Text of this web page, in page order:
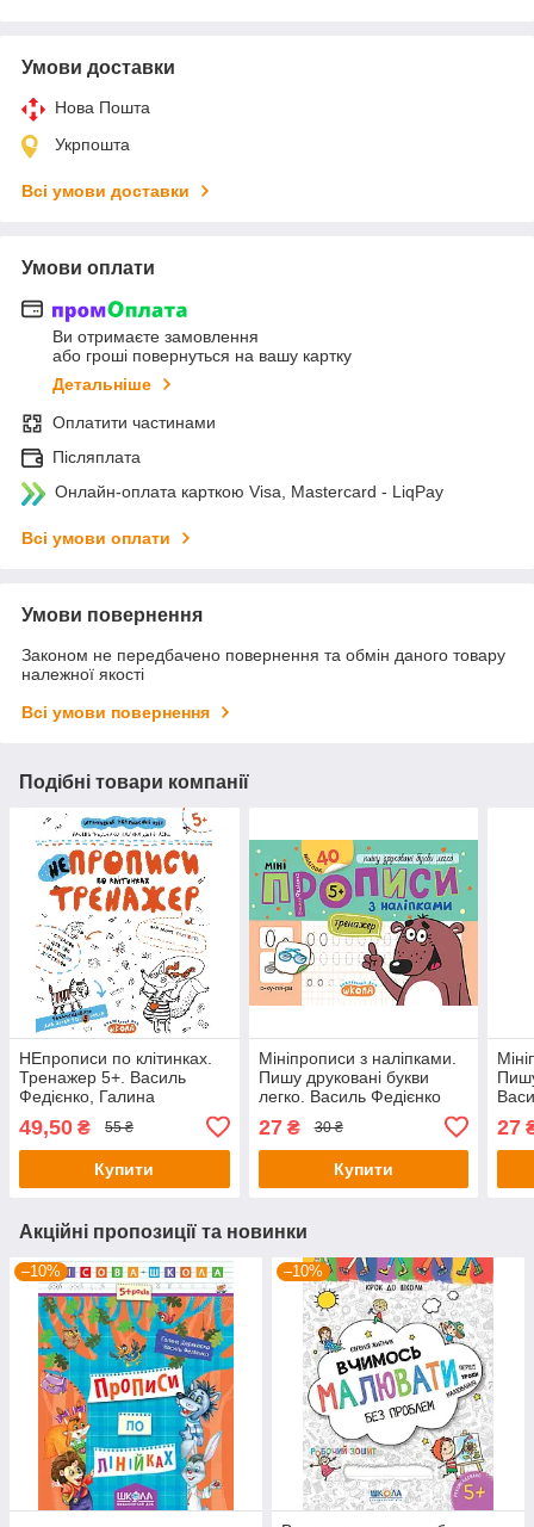
Умови доставки
Нова Пошта
Укрпошта
Всі умови доставки
Умови оплати
Ви отримаєте замовлення
або гроші повернуться на вашу картку
Детальніше
Оплатити частинами
Післяплата
Онлайн-оплата карткою Visa, Mastercard - LiqPay
Всі умови оплати
Умови повернення
Законом не передбачено повернення та обмін даного товару
належної якості
Всі умови повернення
Подібні товари компанії
НЕпрописи по клітинках.
Тренажер 5+. Василь
Федієнко, Галина
49,50 ₴ 55 ₴
Купити
Мініпрописи з наліпками.
Пишу друковані букви
легко. Василь Федієнко
27₴ 30 ₴
Купити
27
Акційні пропозиції та новинки
–10% –10%